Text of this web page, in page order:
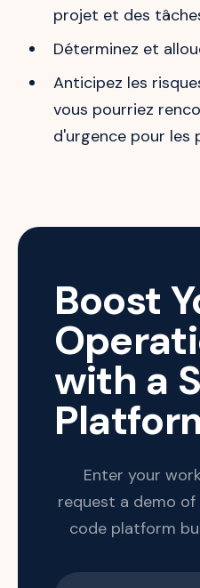
projet et des
Déterminez et
Anticipez les
vous pourriez
d'urgence pour les
Boost
with a
Enter your
request a demo
code platform